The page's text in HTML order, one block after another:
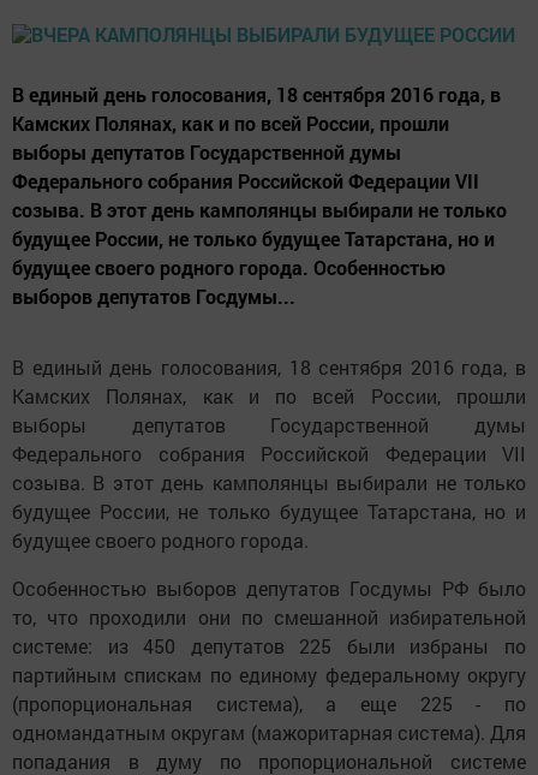
В единый день голосования, 18 сентября 2016 года, в
Камских Полянах, как и по всей России, прошли
выборы депутатов Государственной думы
Федерального собрания Российской Федерации VII
созыва. В этот день камполянцы выбирали не только
будущее России, не только будущее Татарстана, но и
будущее своего родного города. Особенностью
выборов депутатов Госдумы...
В единый день голосования, 18 сентября 2016 года, в
Камских Полянах, как и по всей России, прошли
выборы депутатов Государственной думы
Федерального собрания Российской Федерации VII
созыва. В этот день камполянцы выбирали не только
будущее России, не только будущее Татарстана, но и
будущее своего родного города.
Особенностью выборов депутатов Госдумы РФ было
то, что проходили они по смешанной избирательной
системе: из 450 депутатов 225 были избраны по
партийным спискам по единому федеральному округу
(пропорциональная система), а еще 225 - по
одномандатным округам (мажоритарная система). Для
попадания в думу по пропорциональной системе